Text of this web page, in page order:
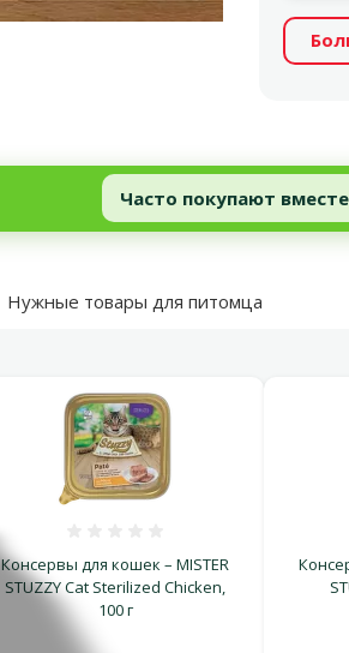
Часто покупают вместе
Нужные товары для питомца
Консервы для кошек – MISTER
STUZZY Cat Sterilized Chicken,
100 г